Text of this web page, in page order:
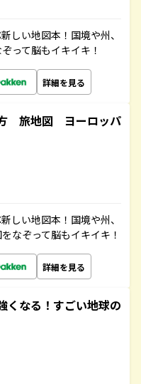
しい地図本！国境や州、
って脳もイキイキ！
詳細を見る
旅地図 ヨーロッパ
しい地図本！国境や州、
なぞって脳もイキイキ！
詳細を見る
くなる！すごい地球の